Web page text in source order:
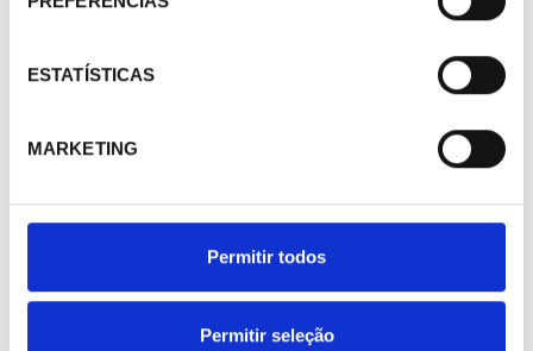
ESTATÍSTICAS
MARKETING
Permitir todos
Permitir seleção